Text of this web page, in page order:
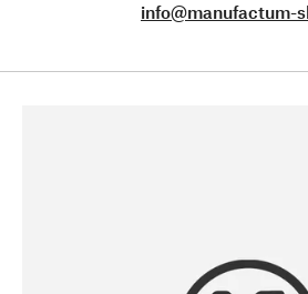
info@manufactum-